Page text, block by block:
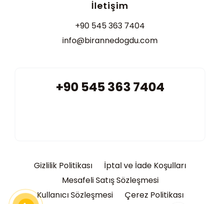
İletişim
+90 545 363 7404
info@birannedogdu.com
+90 545 363 7404
Gizlilik Politikası
İptal ve İade Koşulları
Mesafeli Satış Sözleşmesi
Kullanıcı Sözleşmesi
Çerez Politikası